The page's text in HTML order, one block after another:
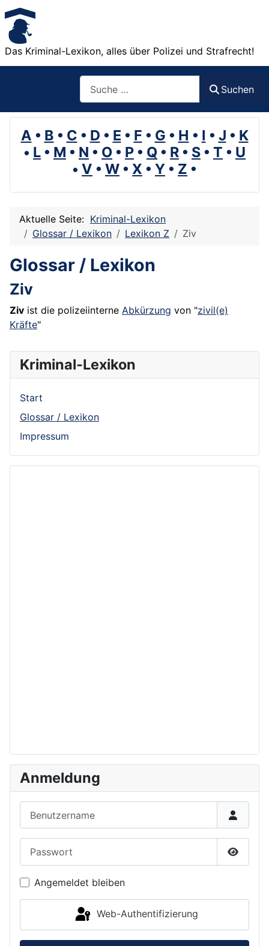
Das Kriminal-Lexikon, alles über Polizei und Strafrecht!
Suchen
A • B • C • D • E • F • G • H • I • J • K
• L • M • N • O • P • Q • R • S • T • U
• V • W • X • Y • Z •
Aktuelle Seite: Kriminal-Lexikon
Glossar / Lexikon
Lexikon Z Ziv
Glossar / Lexikon
Ziv
Ziv ist die polizeiinterne Abkürzung von "zivil(e)
Kräfte"
Kriminal-Lexikon
Start
Glossar / Lexikon
Impressum
Anmeldung
Angemeldet bleiben
Web-Authentifizierung